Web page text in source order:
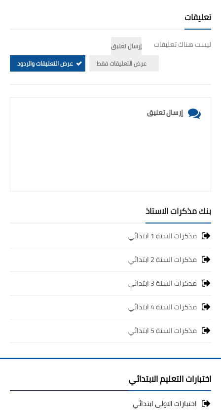
تعليقات
ليست هناك تعليقات
إرسال تعليق
عرض التعليقات فقط
عرض التعليقات والردود
إرسال تعليق
بنك مذكرات الاستاذ
مذكرات السنة 1 ابتدائي
مذكرات السنة 2 ابتدائي
مذكرات السنة 3 ابتدائي
مذكرات السنة 4 ابتدائي
مذكرات السنة 5 ابتدائي
اختبارات التعليم الابتدائي
اختبارات الاولى ابتدائي